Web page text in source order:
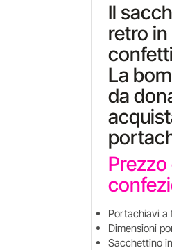
Il
retro
La
da
Portachiavi a
Dimensioni
Sacchettino